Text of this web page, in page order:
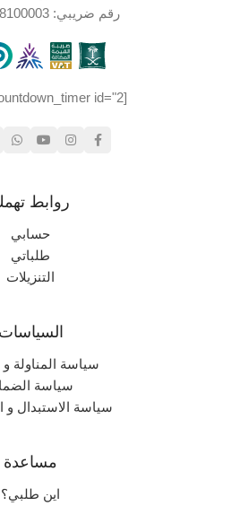
منصات اللعب المدعومة
رقم ضريبي: 302256888100003
[elfsight_countdown_timer id="2"]
روابط
حسابي
طلباتي
التنزيلات
السياسات
سياسة المناولة
سياسة
سياسة الاستبدال و
مساعدة
اين طلبي؟